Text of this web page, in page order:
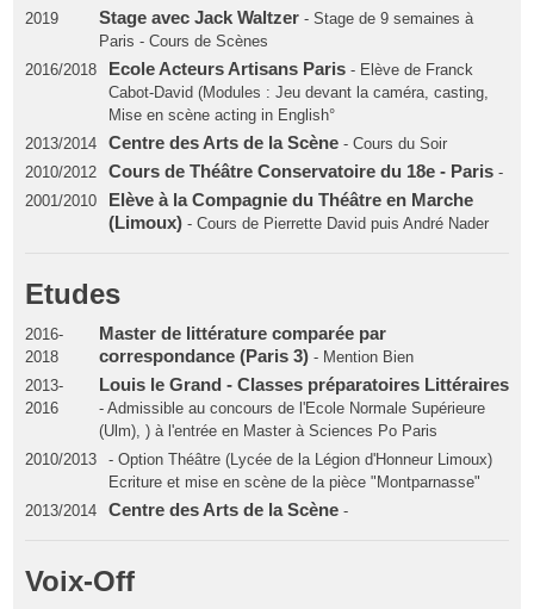
2019
Stage avec Jack Waltzer - Stage de 9 semaines à
Paris - Cours de Scènes
2016/2018
Ecole Acteurs Artisans Paris - Elève de Franck
Cabot-David (Modules : Jeu devant la caméra, casting,
Mise en scène acting in English°
2013/2014
Centre des Arts de la Scène- Cours du Soir
2010/2012
Cours de Théâtre Conservatoire du 18e - Paris -
2001/2010
Elève à la Compagnie du Théâtre en Marche
(Limoux) - Cours de Pierrette David puis André Nader
Etudes
2016-
2018
Master de littérature comparée par
correspondance (Paris 3)- Mention Bien
2013-
2016
Louis le Grand - Classes préparatoires Littéraires
- Admissible au concours de l'Ecole Normale Supérieure
(Ulm), ) à l'entrée en Master à Sciences Po Paris
2010/2013
- Option Théâtre (Lycée de la Légion d'Honneur Limoux)
Ecriture et mise en scène de la pièce "Montparnasse"
2013/2014
Centre des Arts de la Scène -
Voix-Off